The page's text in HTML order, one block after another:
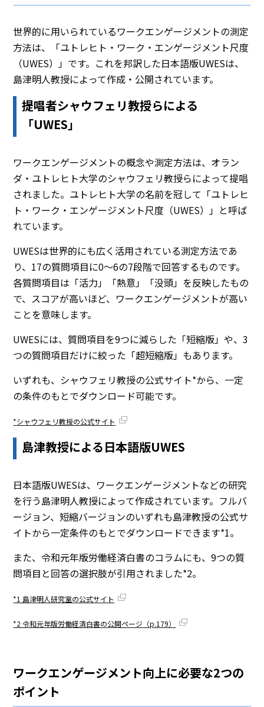
世界的に用いられているワークエンゲージメントの測定
方法は、「ユトレヒト・ワーク・エンゲージメント尺度
（UWES）」です。これを邦訳した日本語版UWESは、
島津明人教授によって作成・公開されています。
提唱者シャウフェリ教授らによる
「UWES」
ワークエンゲージメントの概念や測定方法は、オラン
ダ・ユトレヒト大学のシャウフェリ教授らによって提唱
されました。ユトレヒト大学の名前を冠して「ユトレヒ
ト・ワーク・エンゲージメント尺度（UWES）」と呼ば
れています。
UWESは世界的にも広く活用されている測定方法であ
り、17の質問項目に0〜6の7段階で回答するものです。
各質問項目は「活力」「熱意」「没頭」を反映したもの
で、スコアが高いほど、ワークエンゲージメントが高い
ことを意味します。
UWESには、質問項目を9つに減らした「短縮版」や、3
つの質問項目だけに絞った「超短縮版」もあります。
いずれも、シャウフェリ教授の公式サイト*から、一定
の条件のもとでダウンロード可能です。
*シャウフェリ教授の公式サイト
島津教授による日本語版UWES
日本語版UWESは、ワークエンゲージメントなどの研究
を行う島津明人教授によって作成されています。フルバ
ージョン、短縮バージョンのいずれも島津教授の公式サ
イトから一定条件のもとでダウンロードできます*1。
また、令和元年版労働経済白書のコラムにも、9つの質
問項目と回答の選択肢が引用されました*2。
*1 島津明人研究室の公式サイト
*2 令和元年版労働経済白書の公開ページ（p.179）
ワークエンゲージメント向上に必要な2つの
ポイント